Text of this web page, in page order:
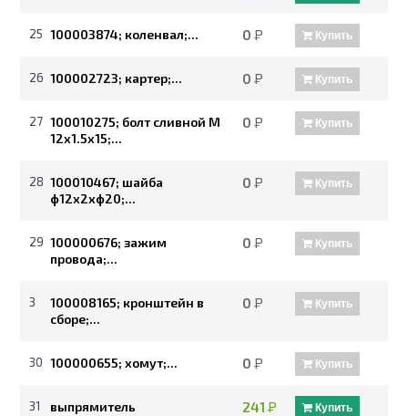
25 100003874; коленвал;... 0Р Купить
26 100002723; картер;... 0Р Купить
27 100010275; болт сливной М
12x1.5x15;...
0Р Купить
28 100010467; шайба
ф12х2хф20;...
0Р Купить
29 100000676; зажим
провода;...
0Р Купить
3
100008165; кронштейн в
сборе;...
0Р Купить
30 100000655; хомут;... 0Р Купить
31 выпрямитель 241Р Купить